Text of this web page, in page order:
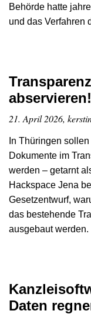
Behörde hatte
und das Verfahren
abservieren!
21. April 2026,
In Thüringen
Dokumente im
werden – getarnt
Hackspace Jena
Gesetzentwurf,
das bestehende
ausgebaut werden.
Daten